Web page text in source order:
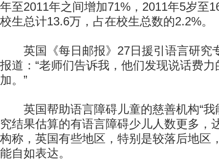
年至2011年之间增加71%，2011年5岁至
校生总计13.6万，占在校生总数的2.2%。
英国《每日邮报》27日援引语言研究
报道：“老师们告诉我，他们发现说话费
加。”
英国帮助语言障碍儿童的慈善机构“我
究结果估算的有语言障碍少儿人数更多，
构称，英国有些地区，特别是较落后地区
能自如表达。